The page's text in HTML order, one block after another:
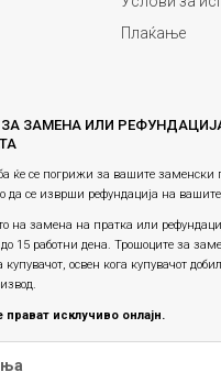
Плаќање
ЗАМЕНА ИЛИ
ќе се погрижи за вашите заменски
да се изврши рефундација на вашите
на замена на пратка или
15 работни дена. Трошоците за
купувачот, освен кога купувачот
исклучиво онлајн.
на производите продолжува,
онлајн и не е можна